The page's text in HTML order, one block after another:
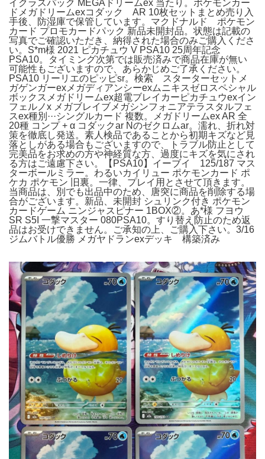
イクラスパック MEGAドリームex 当たり。ポケモンカー
ドメガドリームexコダック AR 10枚セットまとめ売り入
手後、防湿庫で保管しています。マクドナルド ポケモン
カード プロモカードパック 新品未開封品。状態は記載の
写真でご確認いただき、納得された場合のみご購入くださ
い。S*m様 2021 ピカチュウ V PSA10 25周年記念
PSA10。タイミング次第では販売済みで商品在庫が無い
可能性もございますので、あらかじめご了承ください。
PSA10 リーリエのピッピsr。検索 スターターセットメ
ガゲンガーexメガディアンシーexムニキスゼロスペシャル
ボックスメガドリームex超電ブレイカーピカチュウexイン
フェルノx メガブレイブメガシンフォニアテラスタルフェ
スex種別···シングルカード 複数。メガドリームex AR 全
20種 コンプ + α コダックar Nのゼクロムar。濡れ、折れ対
策を徹底し発送。素人検品であることから初期キズなど見
落としがある場合もございますので、トラブル防止として
完美品をお求めの方や神経質な方、過度にキズを気にされ
る方はご遠慮下さい。【PSA10】イーブイ 125/187 マス
ターボールミラー。わるいカイリュー ポケモンカード ポ
ケカ ポケモン 旧裏。一律、プレイ用とさせて頂きます。
当商品は、別でも出品中のため、唐突に商品を削除する場
合がございます。新品、未開封 シュリンク付き ポケモン
カードゲーム ニンジャスピナー 1BOX②。あ*️様 フヨウ
SR S5I 一撃マスター 080PSA10。すり替え防止のため返
品はお受けできません。ご承知の上、ご購入下さい。3/16
ジムバトル優勝 メガヤドランexデッキ 構築済み